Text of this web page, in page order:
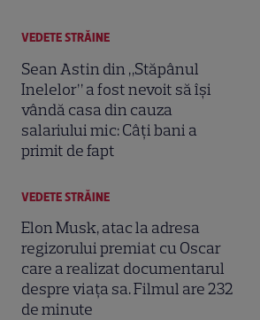
VEDETE STRĂINE
Sean Astin din „Stăpânul
Inelelor” a fost nevoit să își
vândă casa din cauza
salariului mic: Câți bani a
primit de fapt
VEDETE STRĂINE
Elon Musk, atac la adresa
regizorului premiat cu Oscar
care a realizat documentarul
despre viața sa. Filmul are 232
de minute